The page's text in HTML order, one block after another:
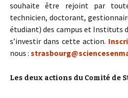
souhaite être rejoint par
technicien, doctorant,
étudiant) des campus et Instituts
s’investir dans cette action.
nous :
Les deux actions du Comité de